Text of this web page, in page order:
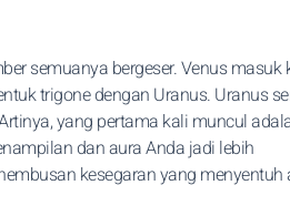
semuanya bergeser. Venus masuk
trigone dengan Uranus. Uranus
yang pertama kali muncul
dan aura Anda jadi lebih
kesegaran yang menyentuh